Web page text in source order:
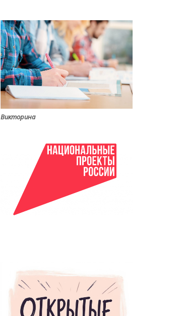
Викторина